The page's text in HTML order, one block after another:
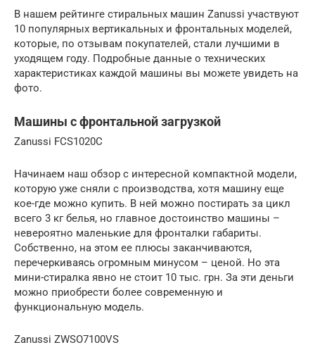
В нашем рейтинге стиральных машин Zanussi участвуют
10 популярных вертикальных и фронтальных моделей,
которые, по отзывам покупателей, стали лучшими в
уходящем году. Подробные данные о технических
характеристиках каждой машины вы можете увидеть на
фото.
Машины с фронтальной загрузкой
Zanussi FCS1020C
Начинаем наш обзор с интересной компактной модели,
которую уже сняли с производства, хотя машину еще
кое-где можно купить. В ней можно постирать за цикл
всего 3 кг белья, но главное достоинство машины –
невероятно маленькие для фронталки габариты.
Собственно, на этом ее плюсы заканчиваются,
перечеркиваясь огромным минусом – ценой. Но эта
мини-стиралка явно не стоит 10 тыс. грн. За эти деньги
можно приобрести более современную и
функциональную модель.
Zanussi ZWSO7100VS